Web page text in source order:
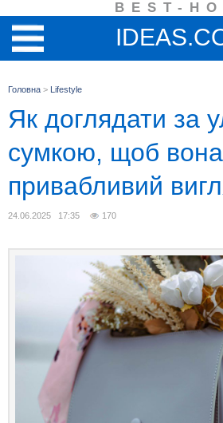
BEST-
Головна > Lifestyle
Як доглядати за
сумкою, щоб
привабливий
24.06.2025 17:35 170